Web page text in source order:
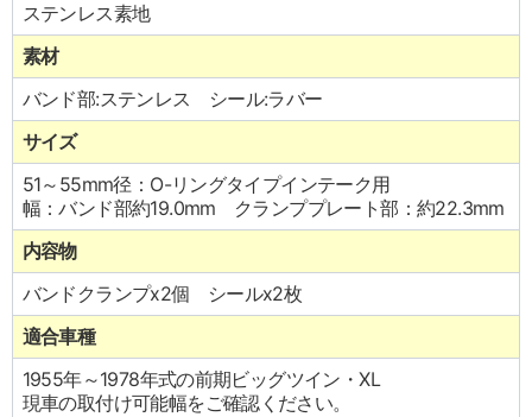
ステンレス素地
素材
バンド部:ステンレス シール:ラバー
サイズ
51～55mm径：O-リングタイプインテーク用
幅：バンド部約19.0mm クランププレート部：約22.3mm
内容物
バンドクランプx2個 シールx2枚
適合車種
1955年～1978年式の前期ビッグツイン・XL
現車の取付け可能幅をご確認ください。